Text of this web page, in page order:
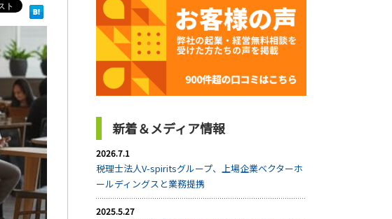
新着＆メディア情報
2026.7.1
税理士法人V-spiritsグループ、上場企業ベクターホ
ールディングスと業務提携
2025.5.27